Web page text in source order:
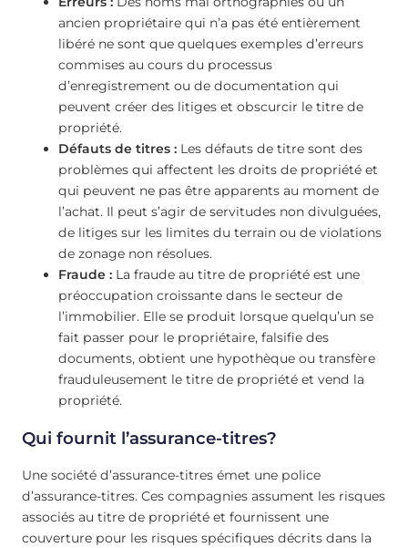
ancien propriétaire qui n’a pas été entièrement
libéré ne sont que quelques exemples d’erreurs
commises au cours du processus
d’enregistrement ou de documentation qui
peuvent créer des litiges et obscurcir le titre de
propriété.
Défauts de titres : Les défauts de titre sont des
problèmes qui affectent les droits de propriété et
qui peuvent ne pas être apparents au moment de
l’achat. Il peut s’agir de servitudes non divulguées,
de litiges sur les limites du terrain ou de violations
de zonage non résolues.
Fraude : La fraude au titre de propriété est une
préoccupation croissante dans le secteur de
l’immobilier. Elle se produit lorsque quelqu’un se
fait passer pour le propriétaire, falsifie des
documents, obtient une hypothèque ou transfère
frauduleusement le titre de propriété et vend la
propriété.
Qui fournit l’assurance-titres?
Une société d’assurance-titres émet une police
d’assurance-titres. Ces compagnies assument les risques
associés au titre de propriété et fournissent une
couverture pour les risques spécifiques décrits dans la